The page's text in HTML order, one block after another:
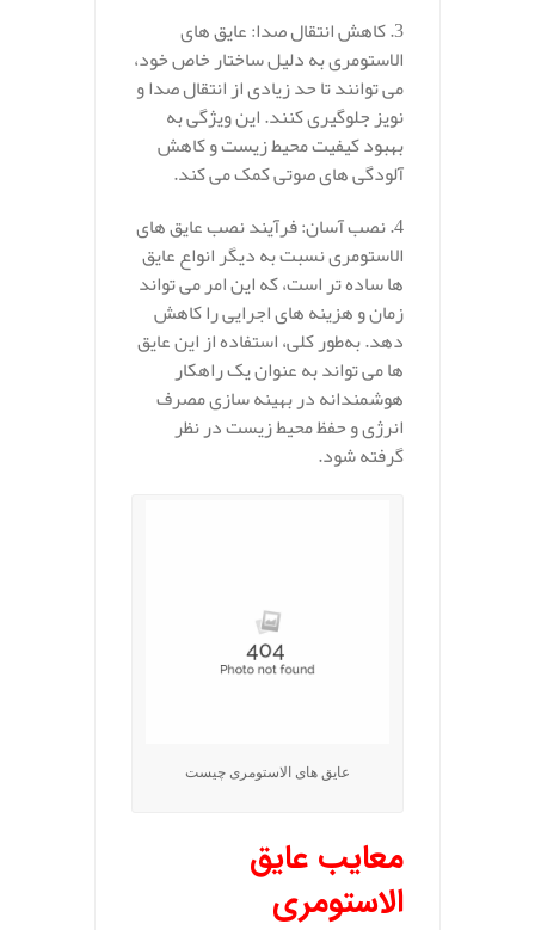
3. کاهش انتقال صدا: عایق‌ های
الاستومری به دلیل ساختار خاص خود،
می‌ توانند تا حد زیادی از انتقال صدا و
نویز جلوگیری کنند. این ویژگی به
بهبود کیفیت محیط زیست و کاهش
آلودگی‌ های صوتی کمک می‌ کند.
4. نصب آسان: فرآیند نصب عایق‌ های
الاستومری نسبت به دیگر انواع عایق‌
ها ساده‌ تر است، که این امر می‌ تواند
زمان و هزینه‌ های اجرایی را کاهش
دهد. به‌طور کلی، استفاده از این عایق‌
ها می‌ تواند به عنوان یک راهکار
هوشمندانه در بهینه‌ سازی مصرف
انرژی و حفظ محیط زیست در نظر
گرفته شود.
عایق های الاستومری چیست
معایب عایق
الاستومری